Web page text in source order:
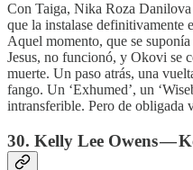
Con Taiga, Nika Roza
que la instalase definitivamente
Aquel momento, que se
Jesus, no funcionó, y Okovi se
muerte. Un paso atrás, una
fango. Un ‘Exhumed’, un
intransferible. Pero de obligada
30. Kelly Lee Owens —